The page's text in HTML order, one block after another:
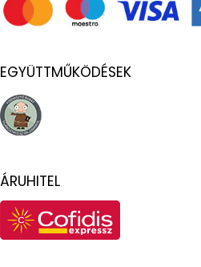
EGYÜTTMŰKÖDÉSEK
ÁRUHITEL